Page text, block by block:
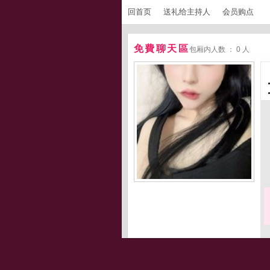
回首页 送礼给主持人 会员购点
免費聊天區包厢内人数 ： 0 人